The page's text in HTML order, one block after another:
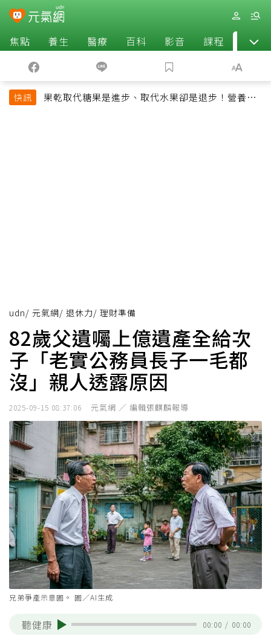
焦點 養生 醫療 百科 影音 課程 退休
快訊
果乾取代糖果是進步、取代水果卻是退步！營養師
udn/ 元氣網/ 退休力/ 理財準備
82歲父遺囑上億遺產全給次
子「老實公務員長子一毛都
沒」親人透露原因
2025-09-15 08:37:06 元氣網 ／ 編輯張麒麟報導
兄弟爭產示意圖。 圖／AI生成
聽健康 00:00 / 00:00